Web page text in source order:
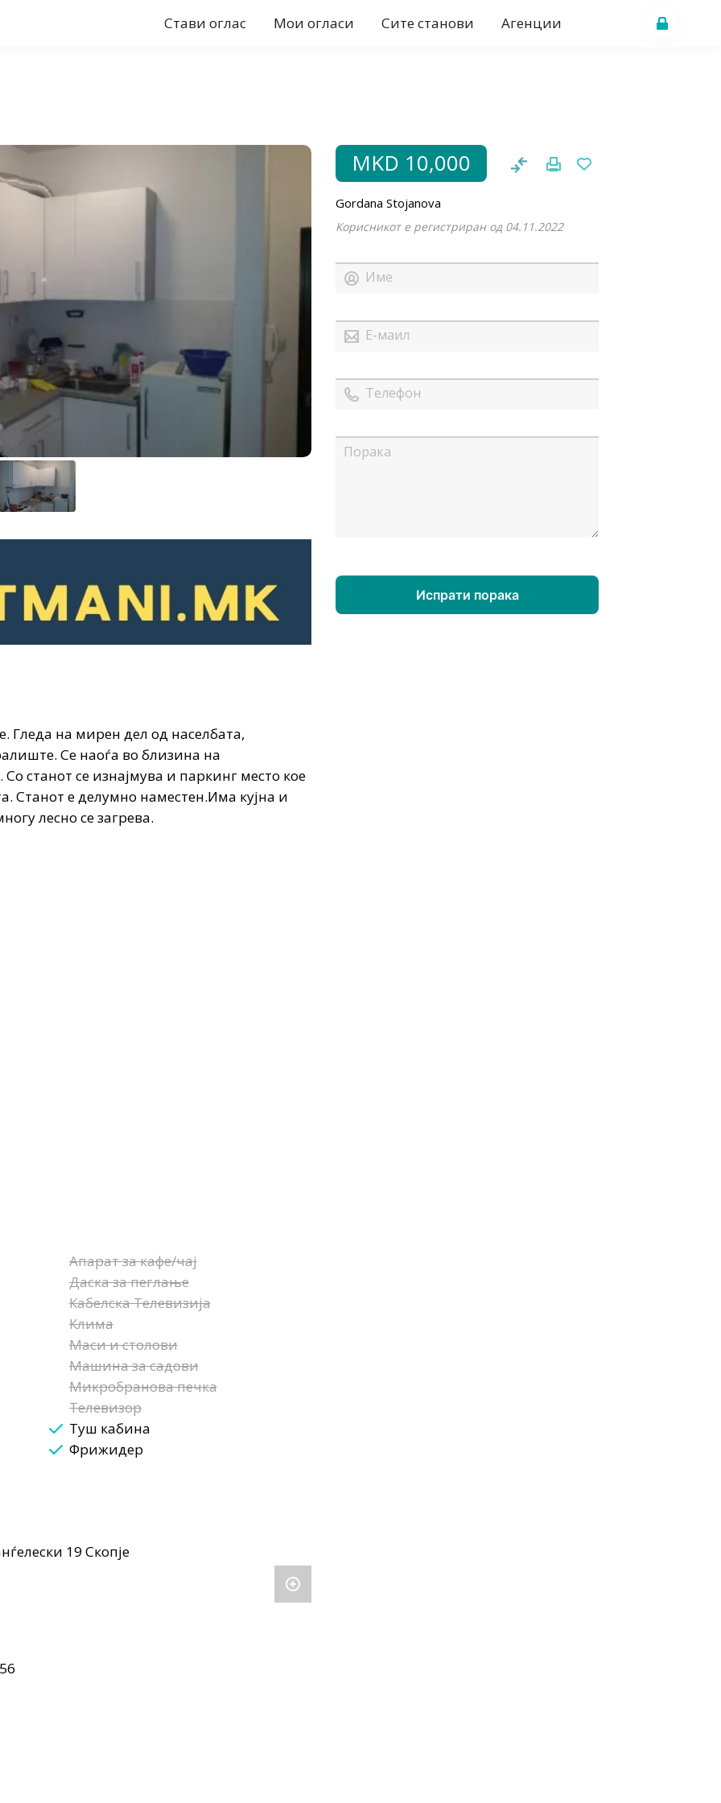
Стави оглас Мои огласи Сите станови Агенции
Гледа на мирен дел од населбата,
Се наоѓа во близина на
станот се изнајмува и паркинг место кое
Станот е делумно наместен.Има кујна и
лесно се загрева.
Апарат за кафе/чај
Даска за пеглање
Кабелска Телевизија
Клима
Маси и столови
Машина за садови
Микробранова печка
Телевизор
Туш кабина
Фрижидер
19 Скопје
MKD 10,000
Gordana Stojanova
Корисникот е регистриран од 04.11.2022